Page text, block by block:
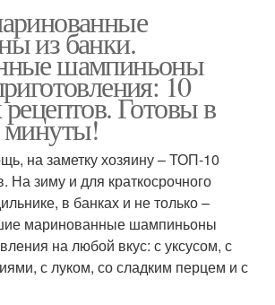
из банки.
шампиньоны
10
Готовы в
минуты!
на заметку хозяину – ТОП-10
На зиму и для краткосрочного
в банках и не только –
маринованные шампиньоны
на любой вкус: с уксусом, с
с луком, со сладким перцем и с